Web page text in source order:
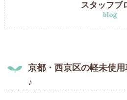
スタッフブ
blog
京都・西京区の軽未使
♪